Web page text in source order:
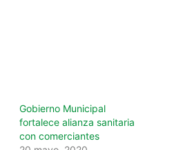
Gobierno Municipal
fortalece alianza sanitaria
con comerciantes